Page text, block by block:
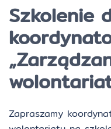
Szkolenie
Zapraszamy